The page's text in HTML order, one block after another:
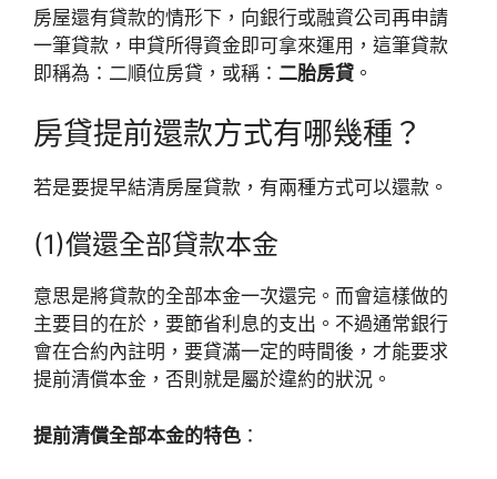
房屋還有貸款的情形下，向銀行或融資公司再申請
一筆貸款，申貸所得資金即可拿來運用，這筆貸款
即稱為：二順位房貸，或稱： 二胎房貸 。
房貸提前還款方式有哪幾種？
若是要提早結清房屋貸款，有兩種方式可以還款。
(1)償還全部貸款本金
意思是將貸款的全部本金一次還完。而會這樣做的
主要目的在於，要節省利息的支出。不過通常銀行
會在合約內註明，要貸滿一定的時間後，才能要求
提前清償本金，否則就是屬於違約的狀況。
提前清償全部本金的特色 ：